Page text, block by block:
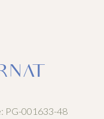
PG-001633-48